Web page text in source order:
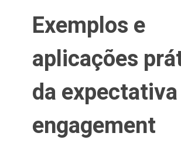
Exemplos e
aplicações
da
engagement